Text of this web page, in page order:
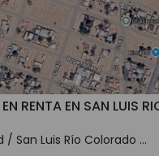
EN RENTA EN SAN LUIS
/ San Luis Río Colorado ...